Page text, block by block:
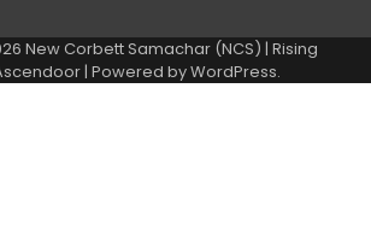
New Corbett Samachar (NCS) | Rising
| Powered byWordPress.